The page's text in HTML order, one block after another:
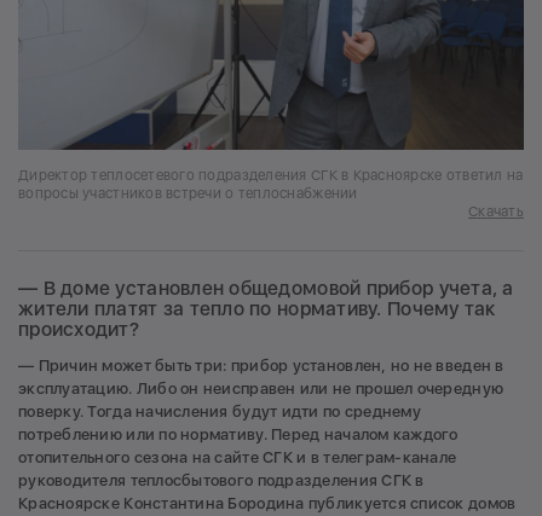
Директор теплосетевого подразделения СГК в Красноярске ответил на
вопросы участников встречи о теплоснабжении
Скачать
— В доме установлен общедомовой прибор учета, а
жители платят за тепло по нормативу. Почему так
происходит?
— Причин может быть три: прибор установлен, но не введен в
эксплуатацию. Либо он неисправен или не прошел очередную
поверку. Тогда начисления будут идти по среднему
потреблению или по нормативу. Перед началом каждого
отопительного сезона на сайте СГК и в телеграм-канале
руководителя теплосбытового подразделения СГК в
Красноярске Константина Бородина публикуется список домов